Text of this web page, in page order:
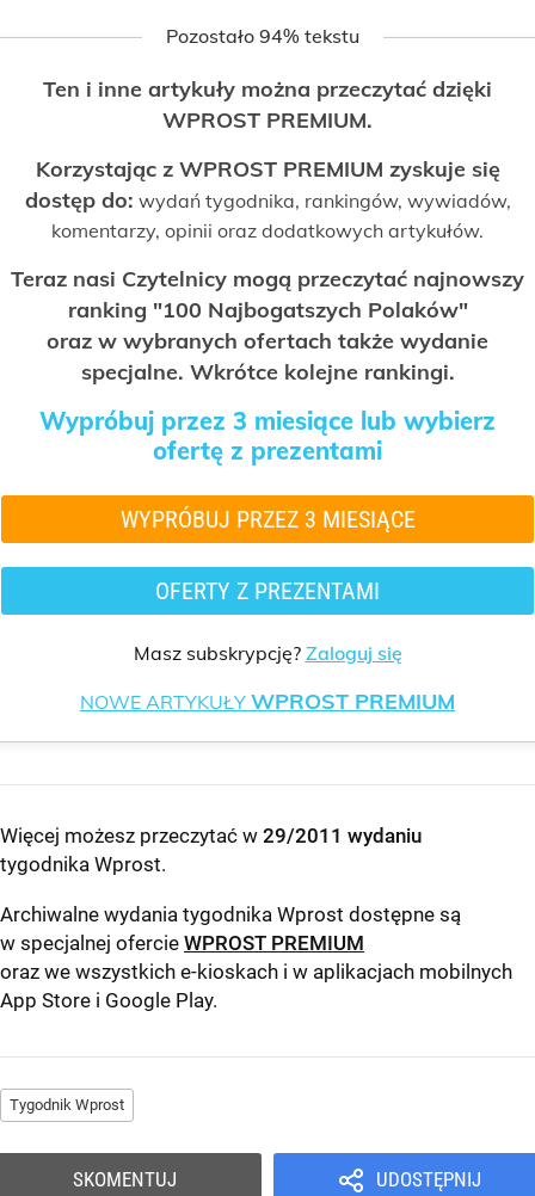
Pozostało 94% tekstu
Ten i inne artykuły można przeczytać dzięki
WPROST PREMIUM.
Korzystając z WPROST PREMIUM zyskuje się
dostęp do: wydań tygodnika, rankingów, wywiadów,
komentarzy, opinii oraz dodatkowych artykułów.
Teraz nasi Czytelnicy mogą przeczytać najnowszy
ranking "100 Najbogatszych Polaków"
oraz w wybranych ofertach także wydanie
specjalne. Wkrótce kolejne rankingi.
Wypróbuj przez 3 miesiące lub wybierz
ofertę z prezentami
WYPRÓBUJ PRZEZ 3 MIESIĄCE
OFERTY Z PREZENTAMI
Masz subskrypcję? Zaloguj się
NOWE ARTYKUŁY WPROST PREMIUM
Więcej możesz przeczytać w 29/2011 wydaniu
tygodnika Wprost.
Archiwalne wydania tygodnika Wprost dostępne są
w specjalnej ofercie WPROST PREMIUM
oraz we wszystkich e-kioskach i w aplikacjach mobilnych
App Store i Google Play.
Tygodnik Wprost
UDOSTĘPNIJ
SKOMENTUJ